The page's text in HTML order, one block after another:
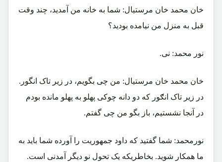
خان محمد خان مرستیال: شما به خانه من آمدید، چند وقت
قبل به منزل من نیامده بودید؟
نور محمد: نی.
خان محمد خان مرستیال: من چی بگویم، در زیر تاک انگور.
در زیر تاک انګور که دو دانه چوکی پهلو به پهلو مانده بودم
در آنجا نشستیم، باز بگو من چی گفتم.
نورمحمد: شما گفتید که داود جمهوریت را آورده شما باید به
ما همکار شوید. بخاطریکه یک تحول نو دیگر آمدنی است.